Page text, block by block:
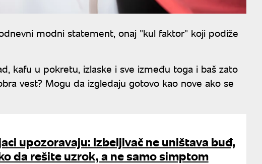
modni statement, onaj "kul faktor" koji podiže
kafu u pokretu, izlaske i sve između toga i baš zato
vest? Mogu da izgledaju gotovo kao nove ako se
upozoravaju: Izbeljivač ne uništava buđ,
da rešite uzrok, a ne samo simptom